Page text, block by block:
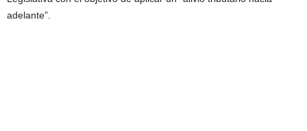
adelante”.